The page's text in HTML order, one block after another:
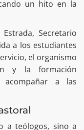
un hito en la
Secretario
a los estudiantes
el organismo
y la formación
acompañar a las
a teólogos, sino a